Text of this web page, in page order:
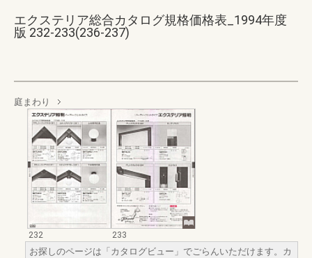
エクステリア総合カタログ規格価格表_1994年度
版 232-233(236-237)
庭まわり
232
233
お探しのページは「カタログビュー」でごらんいただけます。カ